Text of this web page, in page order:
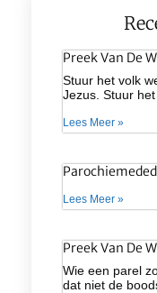
Preek Van De
Stuur het volk
Jezus. Stuur
Lees Meer »
Lees Meer »
Preek Van De
Wie een parel
dat niet de